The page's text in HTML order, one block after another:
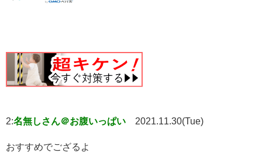
2:名無しさん＠お腹いっぱい 2021.11.30(Tue)
おすすめでござるよ